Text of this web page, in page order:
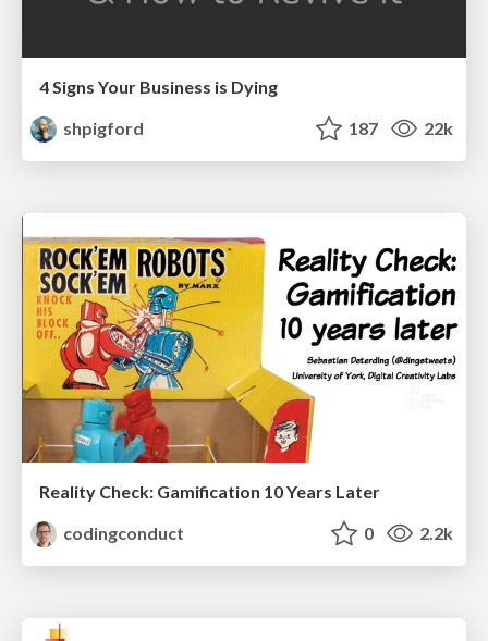
4 Signs Your Business is Dying
shpigford
187 22k
Reality Check: Gamification 10 Years Later
codingconduct
0 2.2k